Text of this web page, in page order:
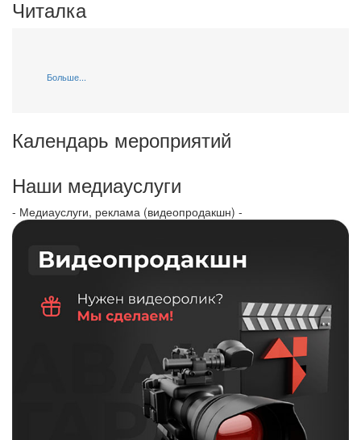
Читалка
Больше...
Календарь мероприятий
Наши медиауслуги
- Медиауслуги, реклама (видеопродакшн) -